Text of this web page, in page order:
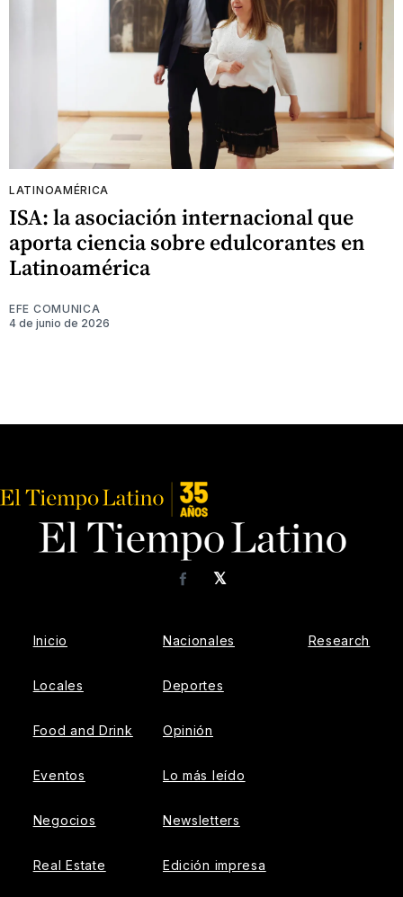
LATINOAMÉRICA
ISA: la asociación internacional que
aporta ciencia sobre edulcorantes en
Latinoamérica
EFE COMUNICA
4 de junio de 2026
𝕏
Facebook
Inicio
Locales
Food and Drink
Eventos
Negocios
Real Estate
Nacionales
Deportes
Opinión
Lo más leído
Newsletters
Edición impresa
Research